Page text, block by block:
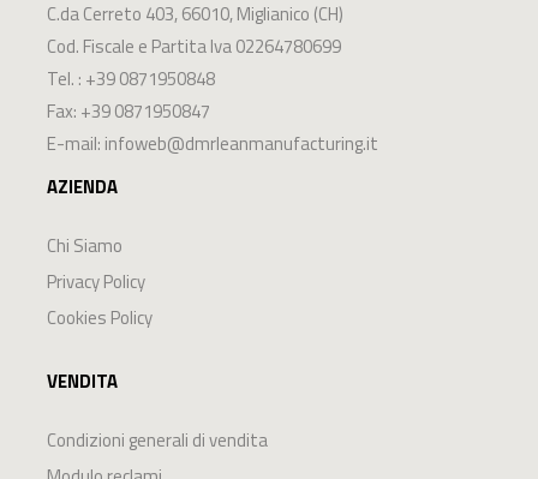
C.da Cerreto 403,66010,Miglianico (CH)
Cod. Fiscale e Partita Iva 02264780699
Tel. : +39 0871950848
Fax: +39 0871950847
E-mail: infoweb@dmrleanmanufacturing.it
AZIENDA
Chi Siamo
Privacy Policy
Cookies Policy
VENDITA
Condizioni generali di vendita